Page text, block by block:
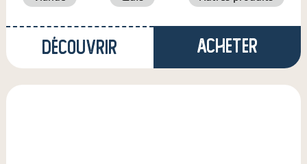
Découvrir Acheter